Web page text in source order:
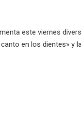
este viernes
en los dientes» y